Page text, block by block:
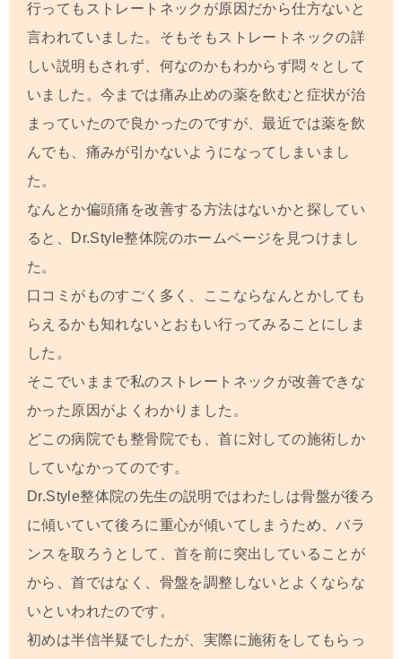
行ってもストレートネックが原因だから仕方ないと
言われていました。そもそもストレートネックの詳
しい説明もされず、何なのかもわからず悶々として
いました。今までは痛み止めの薬を飲むと症状が治
まっていたので良かったのですが、最近では薬を飲
んでも、痛みが引かないようになってしまいまし
た。
なんとか偏頭痛を改善する方法はないかと探してい
ると、Dr.Style整体院のホームページを見つけまし
た。
口コミがものすごく多く、ここならなんとかしても
らえるかも知れないとおもい行ってみることにしま
した。
そこでいままで私のストレートネックが改善できな
かった原因がよくわかりました。
どこの病院でも整骨院でも、首に対しての施術しか
していなかってのです。
Dr.Style整体院の先生の説明ではわたしは骨盤が後ろ
に傾いていて後ろに重心が傾いてしまうため、バラ
ンスを取ろうとして、首を前に突出していることが
から、首ではなく、骨盤を調整しないとよくならな
いといわれたのです。
初めは半信半疑でしたが、実際に施術をしてもらっ